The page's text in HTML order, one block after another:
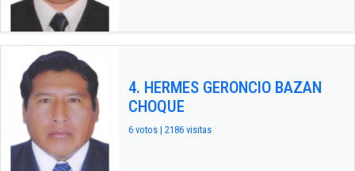
4. HERMES GERONCIO BAZAN
CHOQUE
6 votos | 2186 visitas